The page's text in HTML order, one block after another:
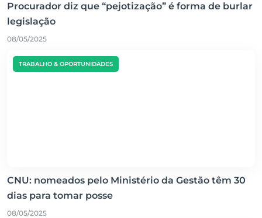
Procurador diz que “pejotização” é forma de burlar
legislação
08/05/2025
TRABALHO & OPORTUNIDADES
CNU: nomeados pelo Ministério da Gestão têm 30
dias para tomar posse
08/05/2025